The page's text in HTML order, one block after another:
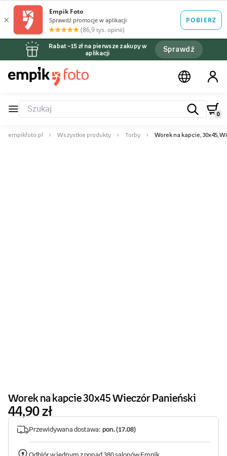
Rabat –15 zł na pierwsze zakupy w
aplikacji
Sprawdź
0
empikfoto.pl Wszystkie produkty Torby Worek na kapcie, 30x45,